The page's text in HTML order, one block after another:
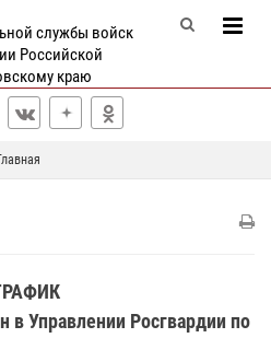
службы войск
Российской
краю
в Управлении Росгвардии по